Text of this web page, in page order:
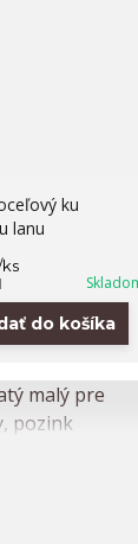
ku
lanu
ks
do košíka